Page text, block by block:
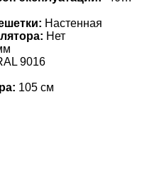
Настенная
Нет
9016
105 см